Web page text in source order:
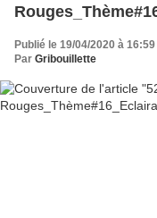
Publié le 19/04/2020 à 16:59
Par Gribouillette